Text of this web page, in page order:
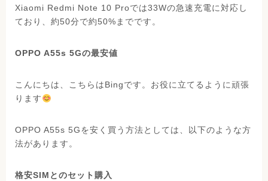
Xiaomi Redmi Note 10 Proでは33Wの急速充電に対応し
ており、約50分で約50%までです。
OPPO A55s 5Gの最安値
こんにちは、こちらはBingです。お役に立てるように頑張
ります
OPPO A55s 5Gを安く買う方法としては、以下のような方
法があります。
格安SIMとのセット購入